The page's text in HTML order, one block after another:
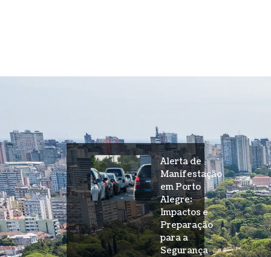
Alerta de
Manifestação
em Porto
Alegre:
Impactos e
Preparação
para a
Segurança